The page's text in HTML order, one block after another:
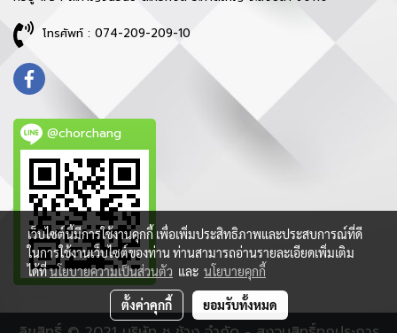
โทรศัพท์ : 074-209-209-10
@chorchang
เว็บไซต์นี้มีการใช้งานคุกกี้ เพื่อเพิ่มประสิทธิภาพและประสบการณ์ที่ดี
ในการใช้งานเว็บไซต์ของท่าน ท่านสามารถอ่านรายละเอียดเพิ่มเติม
ได้ที่นโยบายความเป็นส่วนตัว และ นโยบายคุกกี้
ตั้งค่าคุกกี้ ยอมรับทั้งหมด